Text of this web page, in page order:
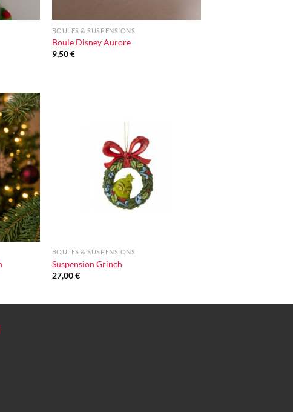
BOULES & SUSPENSIONS
Boule Disney Aurore
9,50€
Ajouter
à la liste
d'envie
BOULES & SUSPENSIONS
Suspension Grinch
27,00€